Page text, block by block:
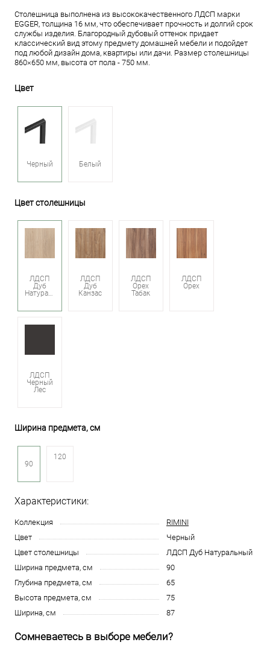
Столешница выполнена из высококачественного ЛДСП марки
EGGER, толщина 16 мм, что обеспечивает прочность и долгий срок
службы изделия. Благородный дубовый оттенок придает
классический вид этому предмету домашней мебели и подойдет
под любой дизайн дома, квартиры или дачи. Размер столешницы
860×650 мм, высота от пола - 750 мм.
Цвет
Черный Белый
Цвет столешницы
ЛДСП
Дуб
Натуральный
ЛДСП
Дуб
Канзас
ЛДСП
Орех
Табак
ЛДСП
Орех
ЛДСП
Черный
Лес
Ширина предмета, см
90
120
Характеристики:
Коллекция
RIMINI
Цвет
Черный
Цвет столешницы
ЛДСП Дуб Натуральный
Ширина предмета, см
90
Глубина предмета, см
65
Высота предмета, см
75
Ширина, см
87
Сомневаетесь в выборе мебели?